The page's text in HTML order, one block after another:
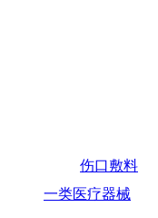
伤口敷料
一类医疗器械